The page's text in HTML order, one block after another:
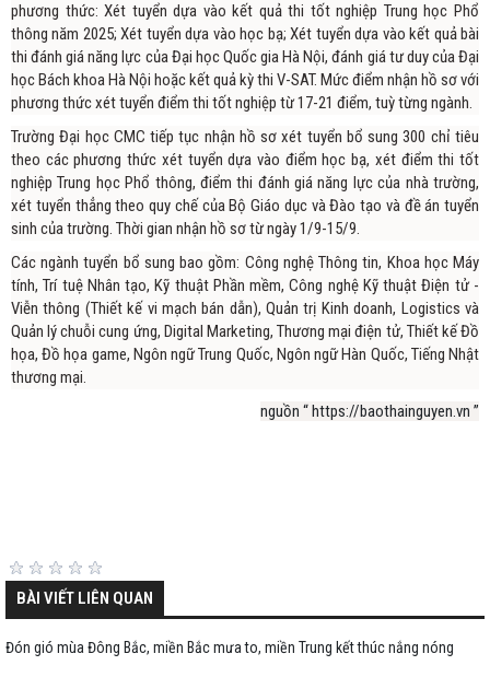
phương thức: Xét tuyển dựa vào kết quả thi tốt nghiệp Trung học Phổ
thông năm 2025; Xét tuyển dựa vào học bạ; Xét tuyển dựa vào kết quả bài
thi đánh giá năng lực của Đại học Quốc gia Hà Nội, đánh giá tư duy của Đại
học Bách khoa Hà Nội hoặc kết quả kỳ thi V-SAT. Mức điểm nhận hồ sơ với
phương thức xét tuyển điểm thi tốt nghiệp từ 17-21 điểm, tuỳ từng ngành.
Trường Đại học CMC tiếp tục nhận hồ sơ xét tuyển bổ sung 300 chỉ tiêu
theo các phương thức xét tuyển dựa vào điểm học bạ, xét điểm thi tốt
nghiệp Trung học Phổ thông, điểm thi đánh giá năng lực của nhà trường,
xét tuyển thẳng theo quy chế của Bộ Giáo dục và Đào tạo và đề án tuyển
sinh của trường. Thời gian nhận hồ sơ từ ngày 1/9-15/9.
Các ngành tuyển bổ sung bao gồm: Công nghệ Thông tin, Khoa học Máy
tính, Trí tuệ Nhân tạo, Kỹ thuật Phần mềm, Công nghệ Kỹ thuật Điện tử -
Viễn thông (Thiết kế vi mạch bán dẫn), Quản trị Kinh doanh, Logistics và
Quản lý chuỗi cung ứng, Digital Marketing, Thương mại điện tử, Thiết kế Đồ
họa, Đồ họa game, Ngôn ngữ Trung Quốc, Ngôn ngữ Hàn Quốc, Tiếng Nhật
thương mại.
nguồn “ https://baothainguyen.vn ”
BÀI VIẾT LIÊN QUAN
Đón gió mùa Đông Bắc, miền Bắc mưa to, miền Trung kết thúc nắng nóng